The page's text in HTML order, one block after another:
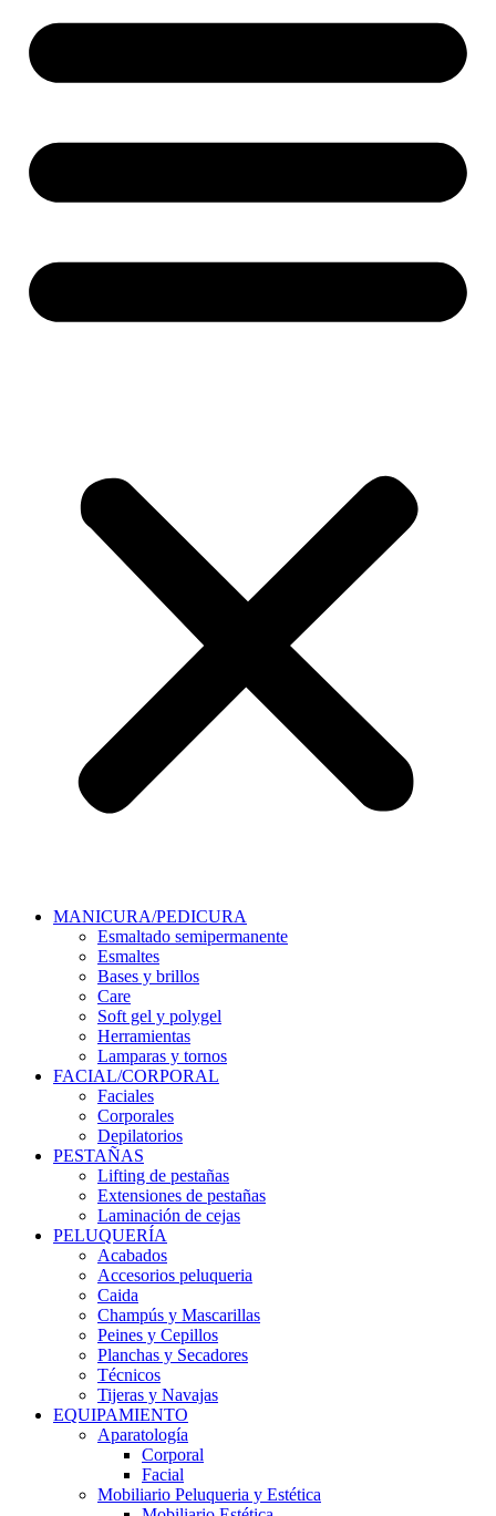
MANICURA/PEDICURA
Esmaltado semipermanente
Esmaltes
Bases y brillos
Care
Soft gel y polygel
Herramientas
Lamparas y tornos
FACIAL/CORPORAL
Faciales
Corporales
Depilatorios
PESTAÑAS
Lifting de pestañas
Extensiones de pestañas
Laminación de cejas
PELUQUERÍA
Acabados
Accesorios peluqueria
Caida
Champús y Mascarillas
Peines y Cepillos
Planchas y Secadores
Técnicos
Tijeras y Navajas
EQUIPAMIENTO
Aparatología
Corporal
Facial
Mobiliario Peluqueria y Estética